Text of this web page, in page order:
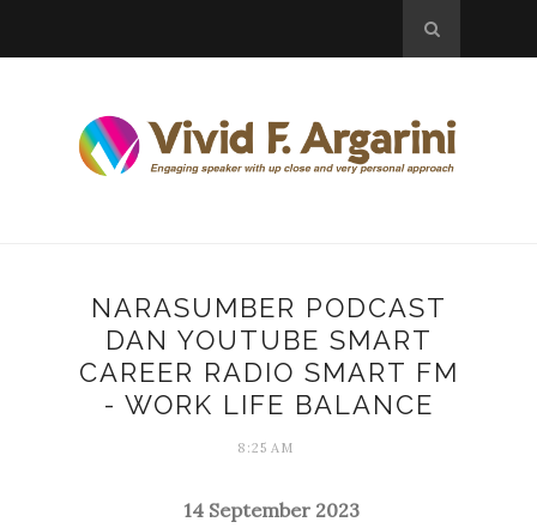
NARASUMBER PODCAST
DAN YOUTUBE SMART
CAREER RADIO SMART FM
- WORK LIFE BALANCE
8:25 AM
14 September 2023